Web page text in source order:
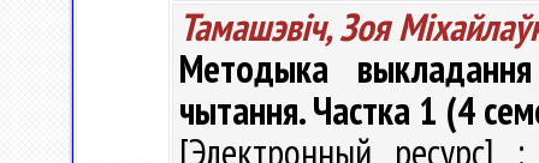
Тамашэвіч, Зоя
Методыка
чытання. Частка 1 (4
[Электронный ресурс] :